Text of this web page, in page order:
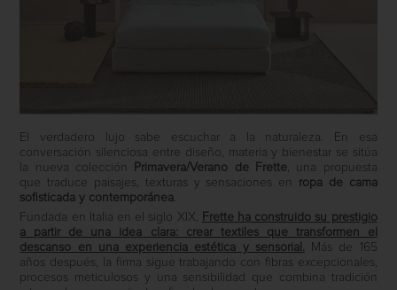
El verdadero lujo sabe escuchar a la naturaleza. En esa
conversación silenciosa entre diseño, materia y bienestar se sitúa
la nueva colección
Primavera/Verano de Frette, una propuesta
que traduce paisajes, texturas y sensaciones en ropa de cama
sofisticada y contemporánea.
Fundada en Italia en el siglo XIX, Frette ha construido su prestigio
a partir de una idea clara: crear textiles que transformen el
descanso en una experiencia estética y sensorial. Más de 165
años después, la firma sigue trabajando con fibras excepcionales,
procesos meticulosos y una sensibilidad que combina tradición